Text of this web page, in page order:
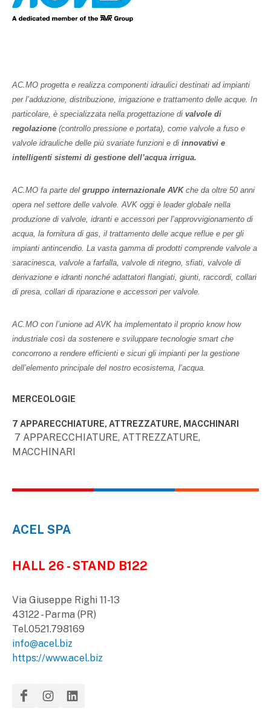
AC.MO progetta e realizza componenti idraulici destinati ad impianti
per l’adduzione, distribuzione, irrigazione e trattamento delle acque. In
particolare, è specializzata nella progettazione di valvole di
regolazione (controllo pressione e portata), come valvole a fuso e
valvole idrauliche delle più svariate funzioni e di innovativi e
intelligenti sistemi di gestione dell’acqua irrigua.
AC.MO fa parte del gruppo internazionale AVKche da oltre 50 anni
opera nel settore delle valvole. AVK oggi è leader globale nella
produzione di valvole, idranti e accessori per l’approvvigionamento di
acqua, la fornitura di gas, il trattamento delle acque reflue e per gli
impianti antincendio. La vasta gamma di prodotti comprende valvole a
saracinesca, valvole a farfalla, valvole di ritegno, sfiati, valvole di
derivazione e idranti nonché adattatori flangiati, giunti, raccordi, collari
di presa, collari di riparazione e accessori per valvole.
AC.MO con l’unione ad AVK ha implementato il proprio know how
industriale così da sostenere e sviluppare tecnologie smart che
concorrono a rendere efficienti e sicuri gli impianti per la gestione
dell’elemento principale del nostro ecosistema, l’acqua.
MERCEOLOGIE
7 APPARECCHIATURE, ATTREZZATURE, MACCHINARI
7 APPARECCHIATURE, ATTREZZATURE,
MACCHINARI
ACEL SPA
HALL 26 - STAND B122
Via Giuseppe Righi 11-13
43122 - Parma (PR)
Tel.0521.798169
info@acel.biz
https://www.acel.biz